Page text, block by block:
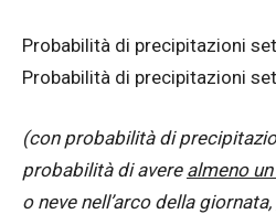
Probabilità di precipitazioni
Probabilità di precipitazioni
(con probabilità di
probabilità di avere almeno
o neve nell’arco della giornata,